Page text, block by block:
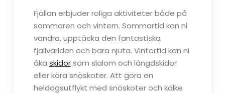
Fjällan erbjuder roliga aktiviteter både på
sommaren och vintern. Sommartid kan ni
vandra, upptäcka den fantastiska
fjällvärlden och bara njuta. Vintertid kan ni
åka skidorsom slalom och längdskidor
eller köra snöskoter. Att göra en
heldagsutflykt med snöskoter och kälke